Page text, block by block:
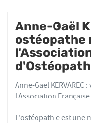
Anne-Gaël
ostéopathe
Anne-Gaël
l'Association
L'ostéopathie est une